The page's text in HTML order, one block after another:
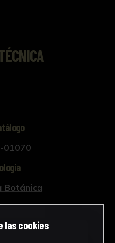
01070
Botánica
las cookies